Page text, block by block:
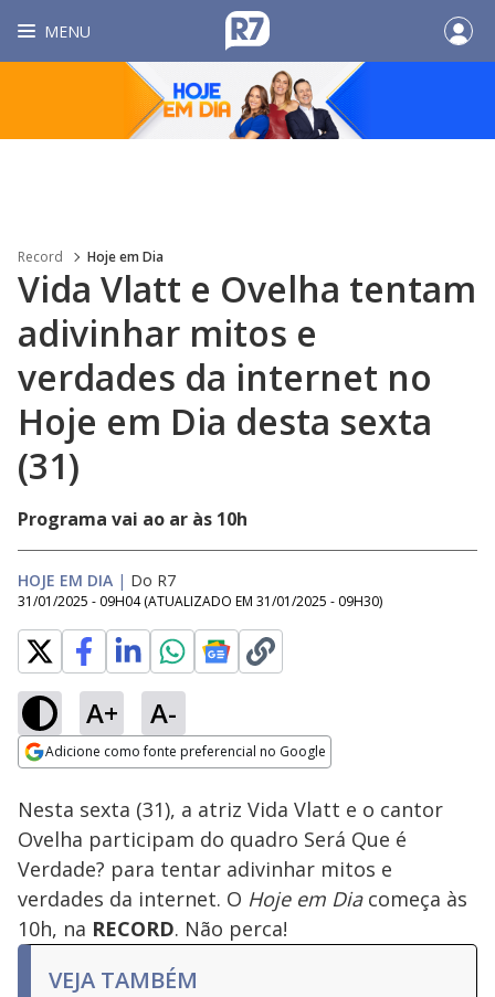
MENU
Record Hoje em Dia
Vida Vlatt e Ovelha tentam
adivinhar mitos e
verdades da internet no
Hoje em Dia desta sexta
(31)
Programa vai ao ar às 10h
HOJE EM DIA | Do R7
31/01/2025 - 09H04 (ATUALIZADO EM 31/01/2025 - 09H30)
A+ A-
Adicione como fonte preferencial no Google
Ativar
100.00%
Nesta sexta (31), a atriz Vida Vlatt e o cantor
Ovelha participam do quadro Será Que é
Verdade? para tentar adivinhar mitos e
verdades da internet. O Hoje em Diacomeça às
10h, na RECORD. Não perca!
VEJA TAMBÉM